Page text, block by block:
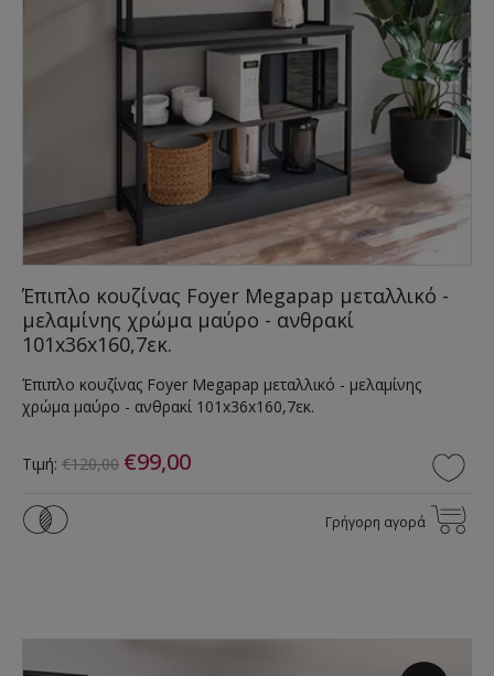
Έπιπλο κουζίνας Foyer Megapap μεταλλικό -
μελαμίνης χρώμα μαύρο - ανθρακί
101x36x160,7εκ.
Έπιπλο κουζίνας Foyer Megapap μεταλλικό - μελαμίνης
χρώμα μαύρο - ανθρακί 101x36x160,7εκ.
Τιμή: €120,00 €99,00
Γρήγορη αγορά